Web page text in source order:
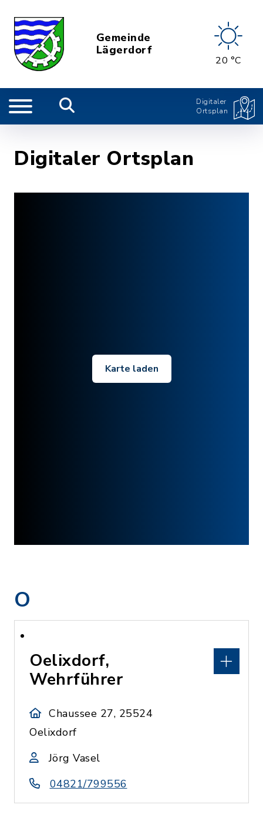
Gemeinde
Lägerdorf
20 °C
Digitaler
Ortsplan
Digitaler Ortsplan
Karte laden
O
Oelixdorf,
Wehrführer
Chaussee 27, 25524
Oelixdorf
Jörg Vasel
04821/799556